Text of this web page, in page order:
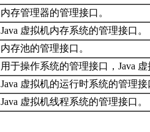
内存管理器的管理接口。
Java 虚拟机内存系统的管理接口。
内存池的管理接口。
用于操作系统的管理接口，Java
Java 虚拟机的运行时系统的管理接
Java 虚拟机线程系统的管理接口。